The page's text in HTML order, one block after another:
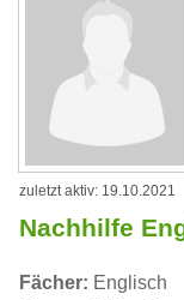
zuletzt aktiv: 19.10.2021
Nachhilfe
Fächer: Englisch